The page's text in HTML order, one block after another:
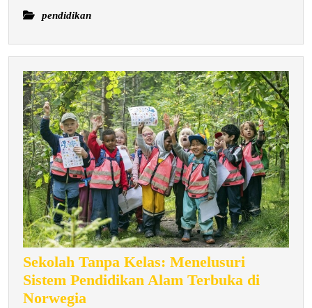
pendidikan
Sekolah Tanpa Kelas: Menelusuri
Sistem Pendidikan Alam Terbuka di
Norwegia